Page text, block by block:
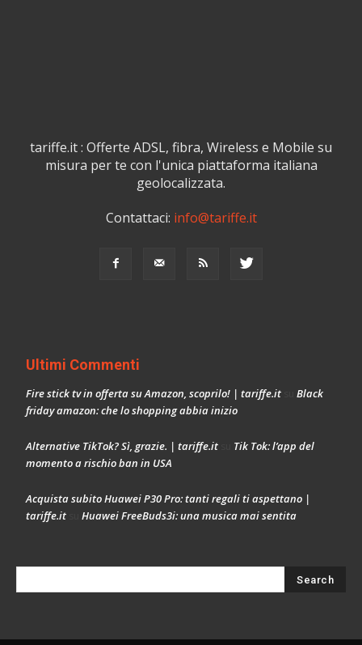
tariffe.it : Offerte ADSL, fibra, Wireless e Mobile su
misura per te con l'unica piattaforma italiana
geolocalizzata.
Contattaci: info@tariffe.it
Ultimi Commenti
Fire stick tv in offerta su Amazon, scoprilo! | tariffe.it
Black
friday amazon: che lo shopping abbia inizio
Alternative TikTok? Sì, grazie. | tariffe.it
Tik Tok: l’app del
momento a rischio ban in USA
Acquista subito Huawei P30 Pro: tanti regali ti aspettano |
tariffe.it
Huawei FreeBuds3i: una musica mai sentita